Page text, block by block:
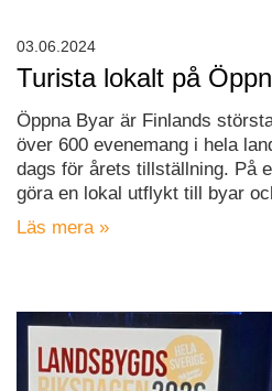
Turista lokalt på
Öppna Byar är Finlands
över 600 evenemang i hela
dags för årets tillställning. På
göra en lokal utflykt till byar
Läs mera »
03.06.2024